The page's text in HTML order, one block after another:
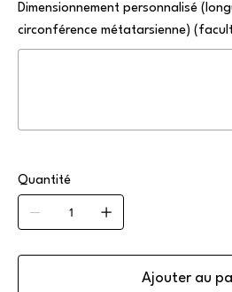
Dimensionnement personnalisé
circonférence métatarsienne)
Quantité
Ajouter au